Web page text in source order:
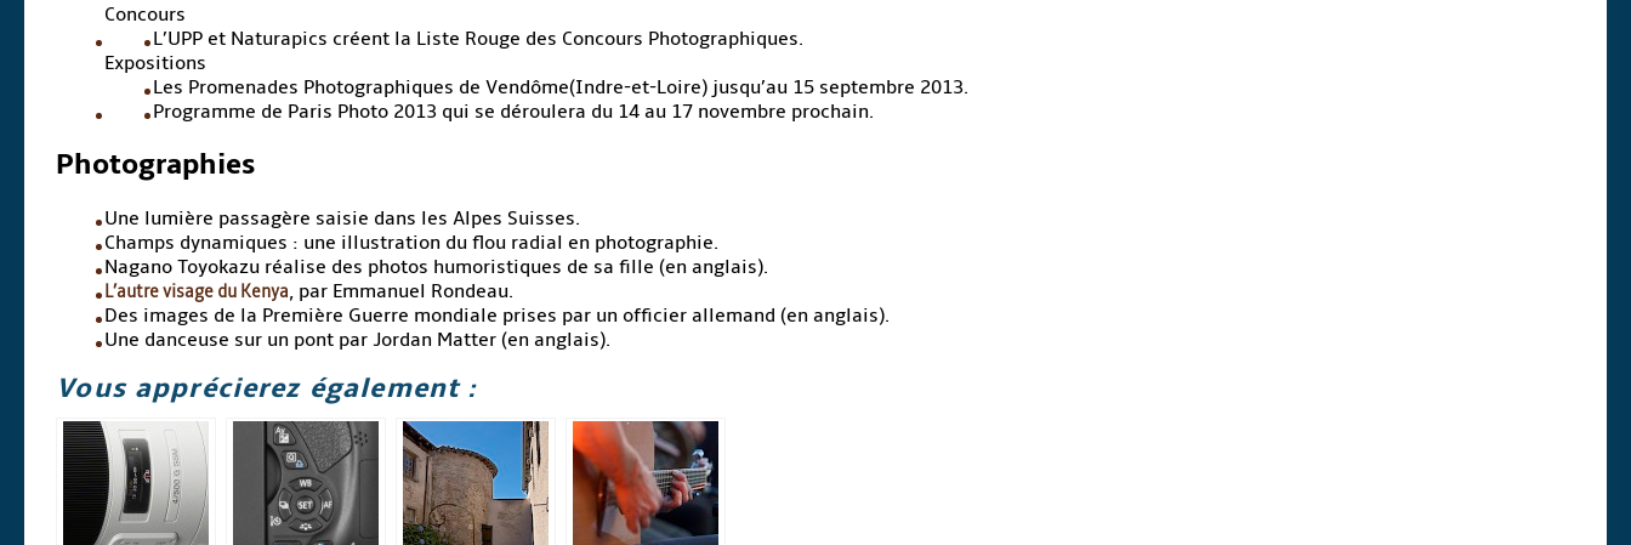
Concours
L’UPP et Naturapics créent la Liste Rouge des Concours Photographiques.
Expositions
Les Promenades Photographiques de Vendôme(Indre-et-Loire) jusqu’au 15 septembre 2013.
Programme de Paris Photo 2013 qui se déroulera du 14 au 17 novembre prochain.
Photographies
Une lumière passagère saisie dans les Alpes Suisses.
Champs dynamiques : une illustration du flou radial en photographie.
Nagano Toyokazu réalise des photos humoristiques de sa fille (en anglais).
L’autre visage du Kenya, par Emmanuel Rondeau.
Des images de la Première Guerre mondiale prises par un officier allemand (en anglais).
Une danceuse sur un pont par Jordan Matter (en anglais).
Vous apprécierez également :